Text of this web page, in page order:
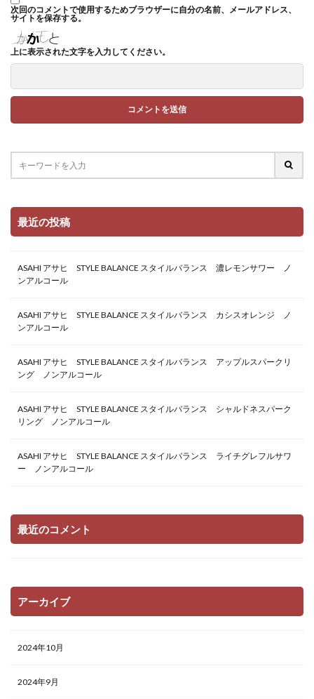
次回のコメントで使用するためブラウザーに自分の名前、メールアドレス、
サイトを保存する。
上に表示された文字を入力してください。
最近の投稿
ASAHI アサヒ STYLE BALANCE スタイルバランス 濃レモンサワー ノ
ンアルコール
ASAHI アサヒ STYLE BALANCE スタイルバランス カシスオレンジ ノ
ンアルコール
ASAHI アサヒ STYLE BALANCE スタイルバランス アップルスパークリ
ング ノンアルコール
ASAHI アサヒ STYLE BALANCE スタイルバランス シャルドネスパーク
リング ノンアルコール
ASAHI アサヒ STYLE BALANCE スタイルバランス ライチグレフルサワ
ー ノンアルコール
最近のコメント
アーカイブ
2024年10月
2024年9月